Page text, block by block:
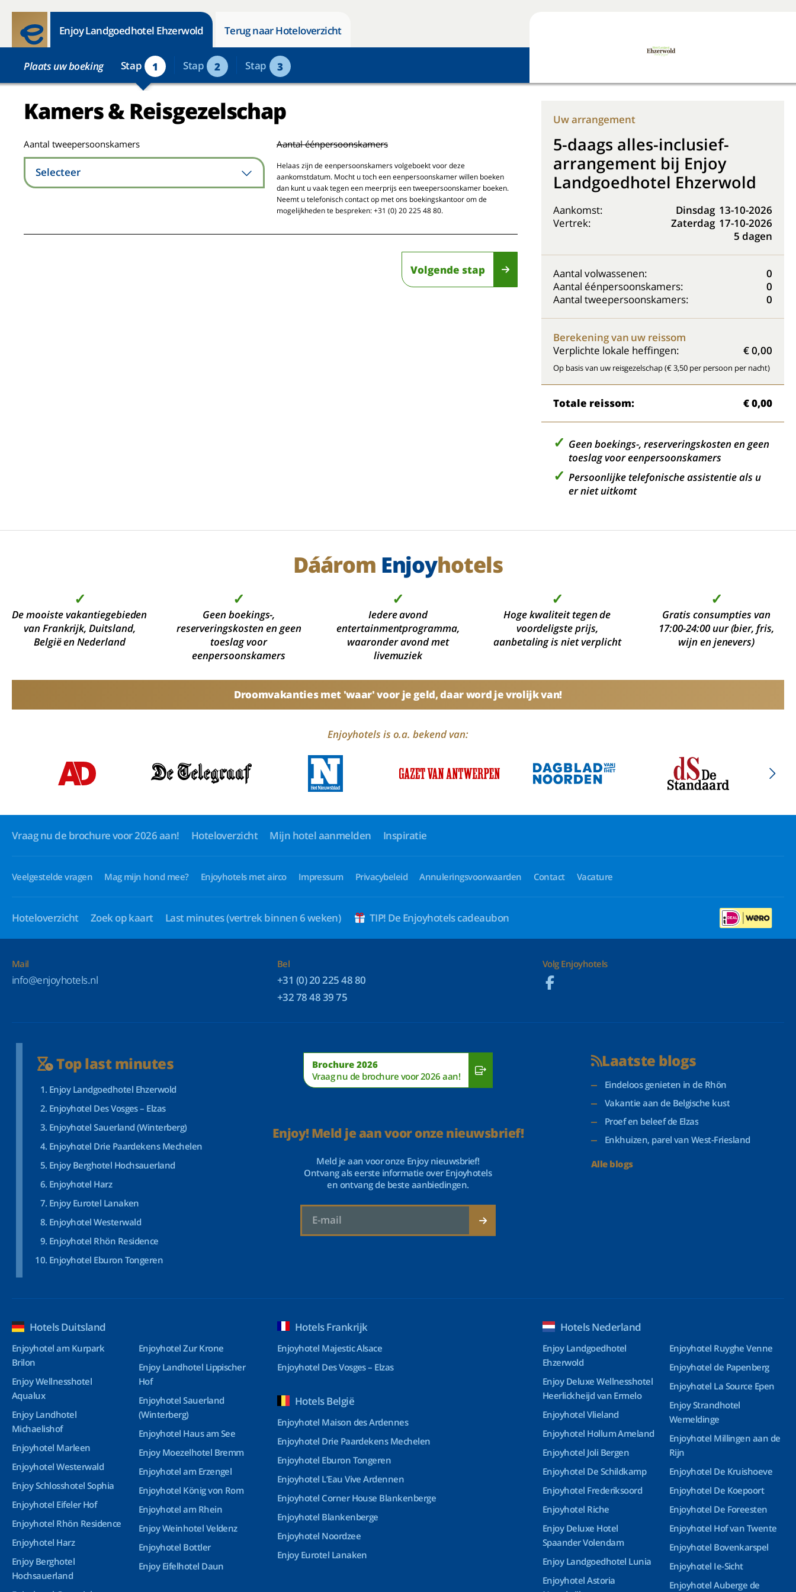
Enjoy Landgoedhotel Ehzerwold Terug naar Hoteloverzicht
Plaats uw boeking Stap 1 Stap 2 Stap 3
Kamers & Reisgezelschap
Aantal tweepersoonskamers
Selecteer
Aantal éénpersoonskamers
Helaas zijn de eenpersoonskamers volgeboekt voor deze
aankomstdatum. Mocht u toch een eenpersoonskamer willen boeken
dan kunt u vaak tegen een meerprijs een tweepersoonskamer boeken.
Neemt u telefonisch contact op met ons boekingskantoor om de
mogelijkheden te bespreken: +31 (0) 20 225 48 80.
Volgende stap
Uw arrangement
5-daags alles-inclusief-
arrangement bij Enjoy
Landgoedhotel Ehzerwold
Aankomst: Dinsdag 13-10-2026
Vertrek:
Zaterdag 17-10-2026
5 dagen
Aantal volwassenen:
0
Aantal éénpersoonskamers:
0
Aantal tweepersoonskamers:
0
Berekening van uw reissom
Verplichte lokale heffingen:
€ 0,00
Op basis van uw reisgezelschap (€ 3,50 per persoon per nacht)
Totale reissom: € 0,00
Geen boekings-, reserveringskosten en geen
toeslag voor eenpersoonskamers
Persoonlijke telefonische assistentie als u
er niet uitkomt
Dáárom Enjoyhotels
✓
De mooiste vakantiegebieden
van Frankrijk, Duitsland,
België en Nederland
✓
Geen boekings-,
reserveringskosten en geen
toeslag voor
eenpersoonskamers
✓
Iedere avond
entertainmentprogramma,
waaronder avond met
livemuziek
✓
Hoge kwaliteit tegen de
voordeligste prijs,
aanbetaling is niet verplicht
✓
Gratis consumpties van
17:00-24:00 uur (bier, fris,
wijn en jenevers)
Droomvakanties met 'waar' voor je geld, daar word je vrolijk van!
Enjoyhotels is o.a. bekend van:
Vraag nu de brochure voor 2026 aan! Hoteloverzicht Mijn hotel aanmelden Inspiratie
Veelgestelde vragen Mag mijn hond mee? Enjoyhotels met airco Impressum Privacybeleid Annuleringsvoorwaarden Contact Vacature
Hoteloverzicht Zoek op kaart Last minutes(vertrek binnen 6 weken) TIP! De Enjoyhotels cadeaubon
Mail
info@enjoyhotels.nl
Bel
+31 (0) 20 225 48 80
+32 78 48 39 75
Volg Enjoyhotels
Top last minutes
Enjoy Landgoedhotel Ehzerwold
Enjoyhotel Des Vosges – Elzas
Enjoyhotel Sauerland (Winterberg)
Enjoyhotel Drie Paardekens Mechelen
Enjoy Berghotel Hochsauerland
Enjoyhotel Harz
Enjoy Eurotel Lanaken
Enjoyhotel Westerwald
Enjoyhotel Rhön Residence
Enjoyhotel Eburon Tongeren
Brochure 2026
Vraag nu de brochure voor 2026 aan!
Enjoy! Meld je aan voor onze nieuwsbrief!
Meld je aan voor onze Enjoy nieuwsbrief!
Ontvang als eerste informatie over Enjoyhotels
en ontvang de beste aanbiedingen.
Laatste blogs
Eindeloos genieten in de Rhön
Vakantie aan de Belgische kust
Proef en beleef de Elzas
Enkhuizen, parel van West-Friesland
Alle blogs
Hotels Duitsland
Enjoyhotel am Kurpark
Brilon
Enjoy Wellnesshotel
Aqualux
Enjoy Landhotel
Michaelishof
Enjoyhotel Marleen
Enjoyhotel Westerwald
Enjoy Schlosshotel Sophia
Enjoyhotel Eifeler Hof
Enjoyhotel Rhön Residence
Enjoyhotel Harz
Enjoy Berghotel
Hochsauerland
Enjoyhotel Zur Krone
Enjoy Landhotel Lippischer
Hof
Enjoyhotel Sauerland
(Winterberg)
Enjoyhotel Haus am See
Enjoy Moezelhotel Bremm
Enjoyhotel am Erzengel
Enjoyhotel König von Rom
Enjoyhotel am Rhein
Enjoy Weinhotel Veldenz
Enjoyhotel Bottler
Enjoy Eifelhotel Daun
Hotels Frankrijk
Enjoyhotel Majestic Alsace
Enjoyhotel Des Vosges – Elzas
Hotels België
Enjoyhotel Maison des Ardennes
Enjoyhotel Drie Paardekens Mechelen
Enjoyhotel Eburon Tongeren
Enjoyhotel L’Eau Vive Ardennen
Enjoyhotel Corner House Blankenberge
Enjoyhotel Blankenberge
Enjoyhotel Noordzee
Enjoy Eurotel Lanaken
Hotels Nederland
Enjoy Landgoedhotel
Ehzerwold
Enjoy Deluxe Wellnesshotel
Heerlickheijd van Ermelo
Enjoyhotel Vlieland
Enjoyhotel Hollum Ameland
Enjoyhotel Joli Bergen
Enjoyhotel De Schildkamp
Enjoyhotel Frederiksoord
Enjoyhotel Riche
Enjoy Deluxe Hotel
Spaander Volendam
Enjoy Landgoedhotel Lunia
Enjoyhotel Astoria
Enjoyhotel Ruyghe Venne
Enjoyhotel de Papenberg
Enjoyhotel La Source Epen
Enjoy Strandhotel
Wemeldinge
Enjoyhotel Millingen aan de
Rijn
Enjoyhotel De Kruishoeve
Enjoyhotel De Koepoort
Enjoyhotel De Foreesten
Enjoyhotel Hof van Twente
Enjoyhotel Bovenkarspel
Enjoyhotel Ie-Sicht
Enjoyhotel Auberge de